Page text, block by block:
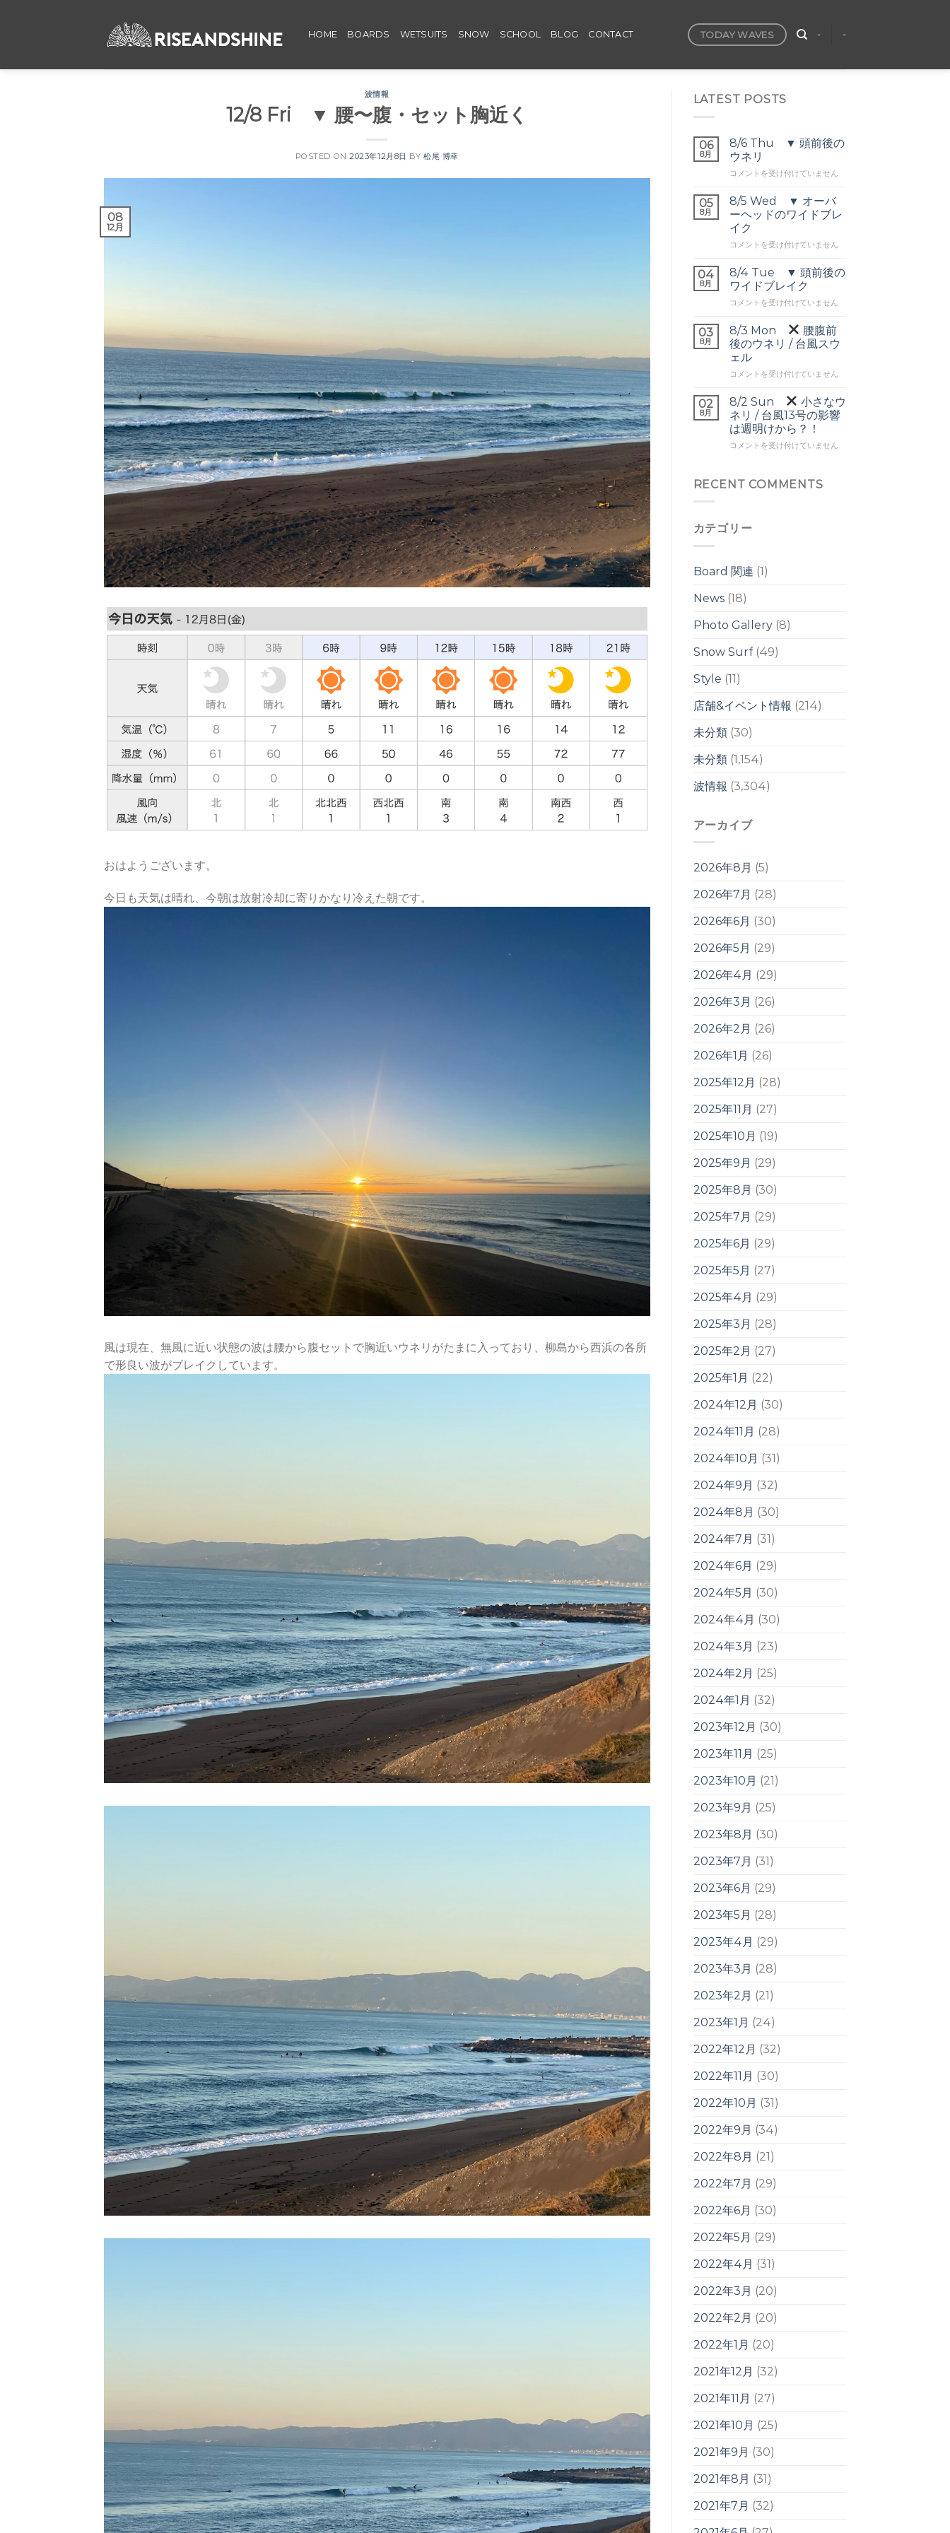
HOME BOARDS WETSUITS SNOW SCHOOL BLOG CONTACT TODAY WAVES - -
波情報
12/8 Fri ▼ 腰〜腹・セット胸近く
POSTED ON2023年12月8日 BY松尾 博幸
08
12月
おはようございます。
今日も天気は晴れ、今朝は放射冷却に寄りかなり冷えた朝です。
風は現在、無風に近い状態の波は腰から腹セットで胸近いウネリがたまに入っており、柳島から西浜の各所
で形良い波がブレイクしています。
LATEST POSTS
06
8月
8/6 Thu ▼ 頭前後の
ウネリ
8/6
▼
頭
後
の
ネ
リ
は
コメントを受け付けていません
05
8月
8/5 Wed ▼ オーバ
ーヘッドのワイドブレ
イク
8/5
▼
オ
ー
バ
ヘ
ッ
ド
の
ワ
ド
ブ
レ
イ
ク
コメントを受け付けていません
04
8月
8/4 Tue ▼ 頭前後の
ワイドブレイク
8/4
▼
頭
前
後
の
イ
ド
ブ
レ
イ
コメントを受け付けていません
03
8月
8/3 Mon
腰腹前
後のウネリ / 台風スウ
ェル
8/3
腰
腹
前
後
ネ
風
ェ
ル
コメントを受け付けていません
02
8月
8/2 Sun
小さなウ
ネリ / 台風13号の影響
は週明けから？！
8/2
小
ネ
台
風
号
影
は
明
け
ら？！
コメントを受け付けていません
RECENT COMMENTS
カテゴリー
Board 関連 (1)
News(18)
Photo Gallery(8)
Snow Surf(49)
Style (11)
店舗&イベント情報 (214)
未分類(30)
未分類(1,154)
波情報 (3,304)
アーカイブ
2026年8月 (5)
2026年7月 (28)
2026年6月 (30)
2026年5月 (29)
2026年4月 (29)
2026年3月 (26)
2026年2月 (26)
2026年1月 (26)
2025年12月 (28)
2025年11月 (27)
2025年10月 (19)
2025年9月 (29)
2025年8月 (30)
2025年7月 (29)
2025年6月 (29)
2025年5月 (27)
2025年4月 (29)
2025年3月 (28)
2025年2月 (27)
2025年1月 (22)
2024年12月 (30)
2024年11月 (28)
2024年10月 (31)
2024年9月 (32)
2024年8月 (30)
2024年7月 (31)
2024年6月 (29)
2024年5月 (30)
2024年4月 (30)
2024年3月 (23)
2024年2月 (25)
2024年1月 (32)
2023年12月 (30)
2023年11月 (25)
2023年10月 (21)
2023年9月 (25)
2023年8月 (30)
2023年7月 (31)
2023年6月 (29)
2023年5月 (28)
2023年4月 (29)
2023年3月 (28)
2023年2月 (21)
2023年1月 (24)
2022年12月 (32)
2022年11月 (30)
2022年10月 (31)
2022年9月 (34)
2022年8月 (21)
2022年7月 (29)
2022年6月 (30)
2022年5月 (29)
2022年4月 (31)
2022年3月 (20)
2022年2月 (20)
2022年1月 (20)
2021年12月 (32)
2021年11月 (27)
2021年10月 (25)
2021年9月 (30)
2021年8月 (31)
2021年7月 (32)